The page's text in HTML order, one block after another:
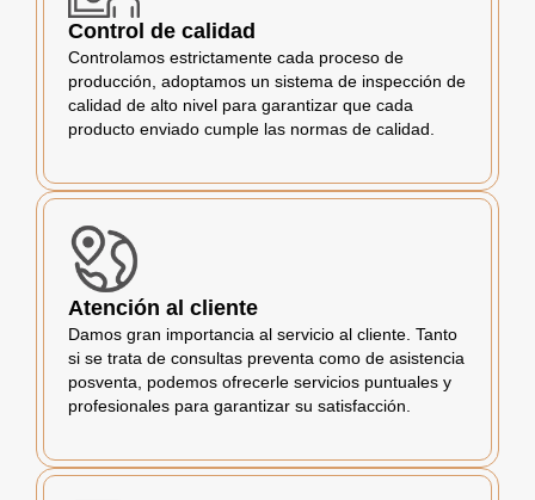
Control de calidad
Controlamos estrictamente cada proceso de
producción, adoptamos un sistema de inspección de
calidad de alto nivel para garantizar que cada
producto enviado cumple las normas de calidad.
Atención al cliente
Damos gran importancia al servicio al cliente. Tanto
si se trata de consultas preventa como de asistencia
posventa, podemos ofrecerle servicios puntuales y
profesionales para garantizar su satisfacción.